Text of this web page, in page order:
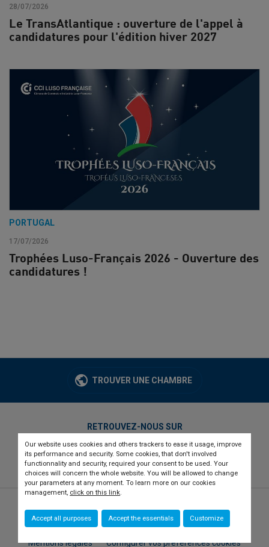
Our website uses cookies and others trackers to ease it usage, improve
its performance and security. Some cookies, that don't involved
functionnality and security, required your consent to be used. Your
choices will concern the whole website. You will be allowed to change
your parameters at any moment. To learn more on our cookies
management, click on this link.
Accept all purposes Accept the essentials Customize
28/07/2026
Le TransAtlantique : ouverture de l'appel à
candidatures pour l'édition hiver 2027
PORTUGAL
17/07/2026
Trophées Luso-Français 2026 - Ouverture des
candidatures !
TROUVER UNE CHAMBRE
RETROUVEZ-NOUS SUR
twitterlinkedinyoutube
Qui sommes-nous ?
Recrutement Presse
Contact
Mentions légales
Configurer vos préférences cookies